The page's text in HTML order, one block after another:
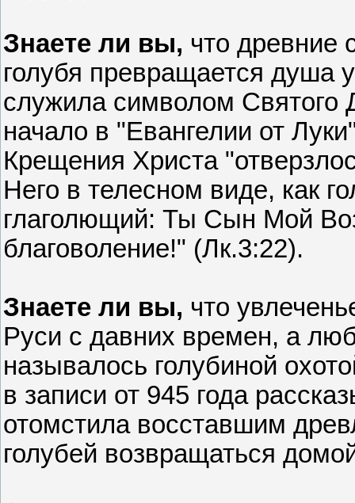
Знаете ли вы, что древние
голубя превращается душа
служила символом Святого
начало в "Евангелии от
Крещения Христа
Него в телесном виде, как
глаголющий: Ты Сын Мой
благоволение!" (Лк.3:22).
Знаете ли вы, что
Руси с давних времен, а
называлось голубиной
в записи от 945 года
отомстила восставшим
голубей возвращаться